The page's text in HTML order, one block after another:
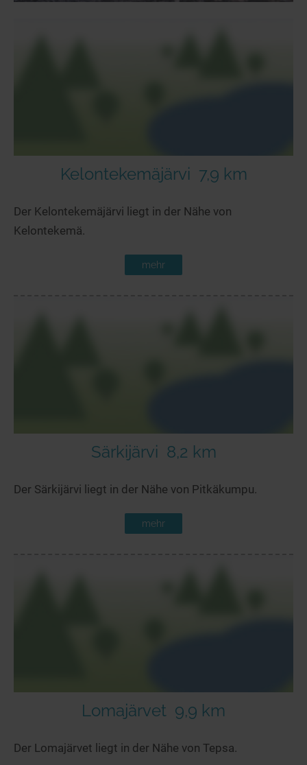
Kelontekemäjärvi 7,9 km
Der Kelontekemäjärvi liegt in der Nähe von
Kelontekemä.
mehr
Särkijärvi 8,2 km
Der Särkijärvi liegt in der Nähe von Pitkäkumpu.
mehr
Lomajärvet 9,9 km
Der Lomajärvet liegt in der Nähe von Tepsa.